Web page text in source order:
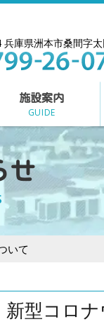
兵庫県洲本市桑間字
施設案内
GUIDE
せ
いて
新型コロ